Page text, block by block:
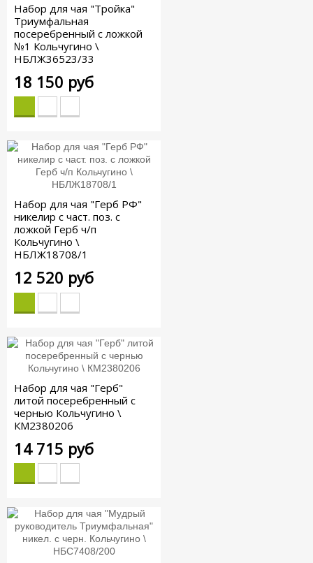
Набор для чая "Тройка"
Триумфальная
посеребренный с ложкой
№1 Кольчугино \
НБЛЖ36523/33
18 150 руб
Набор для чая "Герб РФ"
никелир с част. поз. с
ложкой Герб ч/п
Кольчугино \
НБЛЖ18708/1
12 520 руб
Набор для чая "Герб"
литой посеребренный с
чернью Кольчугино \
КМ2380206
14 715 руб